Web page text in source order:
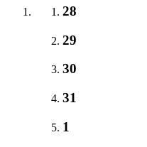
28
29
30
31
1